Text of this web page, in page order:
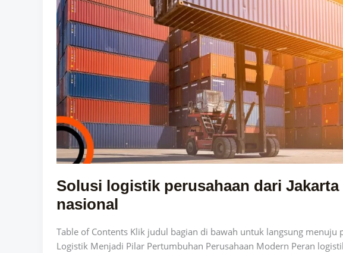
Solusi logistik perusahaan dari
nasional
Table of Contents Klik judul bagian di bawah untuk langsung menuju
Logistik Menjadi Pilar Pertumbuhan Perusahaan Modern Peran
distribusi
nasional